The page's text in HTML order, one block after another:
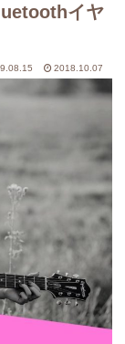
イヤ
2018.10.07